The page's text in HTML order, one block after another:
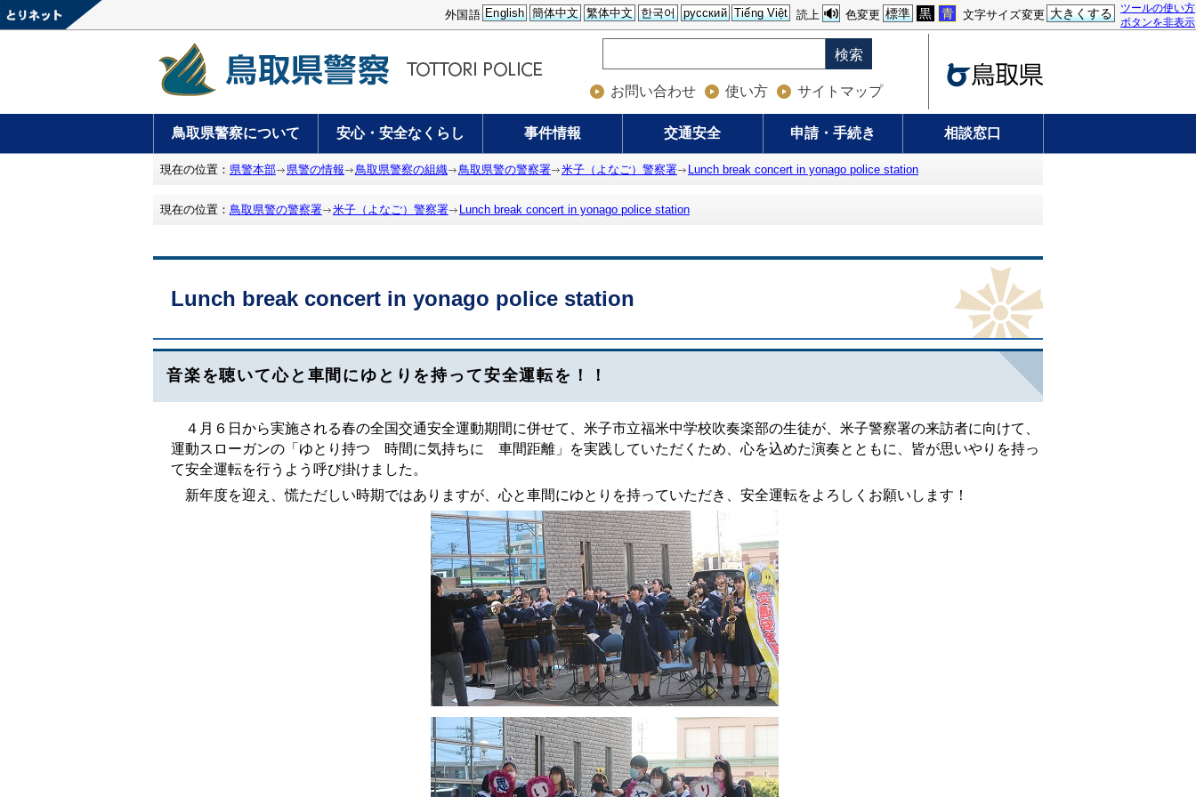
ツールの使い方
ボタンを非表示
文字サイズ変更 大きくする
色変更 標準 黒 青
読上
外国語 English 簡体中文 繁体中文 한국어 русский Tiếng Việt
検索
お問い合わせ 使い方 サイトマップ
鳥取県警察について 安心・安全なくらし 事件情報 交通安全 申請・手続き 相談窓口
現在の位置： 県警本部 県警の情報 鳥取県警察の組織 鳥取県警の警察署 米子（よなご）警察署 Lunch break concert in yonago police station
現在の位置： 鳥取県警の警察署 米子（よなご）警察署 Lunch break concert in yonago police station
Lunch break concert in yonago police station
音楽を聴いて心と車間にゆとりを持って安全運転を！！
４月６日から実施される春の全国交通安全運動期間に併せて、米子市立福米中学校吹奏楽部の生徒が、米子警察署の来訪者に向けて、
運動スローガンの「ゆとり持つ 時間に気持ちに 車間距離」を実践していただくため、心を込めた演奏とともに、皆が思いやりを持っ
て安全運転を行うよう呼び掛けました。
新年度を迎え、慌ただしい時期ではありますが、心と車間にゆとりを持っていただき、安全運転をよろしくお願いします！